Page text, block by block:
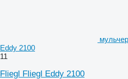
Eddy 2100
11
Fliegl Fliegl Eddy 2100